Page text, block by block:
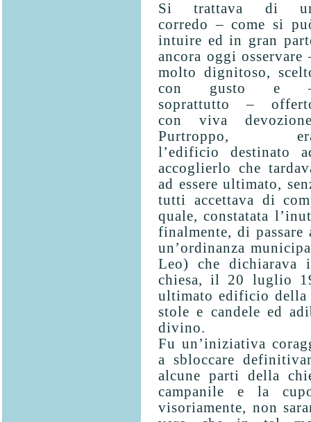
Si trattava di
corredo – come si
intuire ed in gran
ancora oggi osservare
molto dignitoso,
con gusto e
soprattutto –
con viva
Purtroppo,
l’edificio destinato
accoglierlo che
ad essere ultimato,
tutti accettava di
quale, constatata
finalmente, di
un’ordinanza
Leo) che dichiarava
chiesa, il 20 luglio
ultimato edificio della
stole e candele ed
divino.
Fu un’iniziativa
a sbloccare
alcune parti della
campanile e la
visoriamente, non